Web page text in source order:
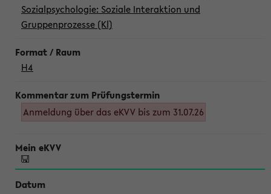
Sozialpsychologie: Soziale Interaktion und
Gruppenprozesse (Kl)
H4
Anmeldung über das eKVV bis zum 31.07.26